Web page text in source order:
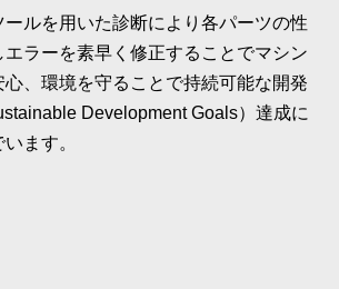
ルを用いた診断により各パーツの性
ラーを素早く修正することでマシン
、環境を守ることで持続可能な開発
Development Goals）達成に
ます。